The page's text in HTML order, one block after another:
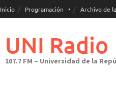
Inicio Programación Archivo de
UNI Radio
107.7 FM – Universidad de la